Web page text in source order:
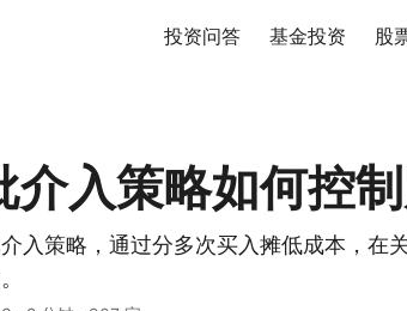
投资问答 基金投资 股
介入策略如何控
入策略，通过分多次买入摊低成本，在